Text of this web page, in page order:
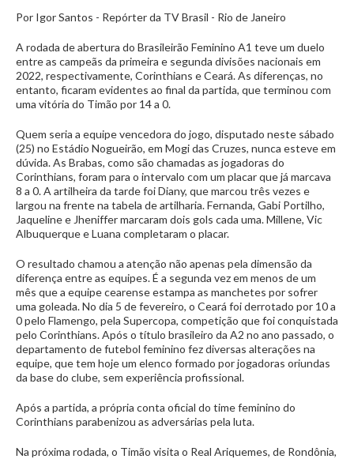
Por Igor Santos - Repórter da TV Brasil - Rio de Janeiro
A rodada de abertura do Brasileirão Feminino A1 teve um duelo
entre as campeãs da primeira e segunda divisões nacionais em
2022, respectivamente, Corinthians e Ceará. As diferenças, no
entanto, ficaram evidentes ao final da partida, que terminou com
uma vitória do Timão por 14 a 0.
Quem seria a equipe vencedora do jogo, disputado neste sábado
(25) no Estádio Nogueirão, em Mogi das Cruzes, nunca esteve em
dúvida. As Brabas, como são chamadas as jogadoras do
Corinthians, foram para o intervalo com um placar que já marcava
8 a 0. A artilheira da tarde foi Diany, que marcou três vezes e
largou na frente na tabela de artilharia. Fernanda, Gabi Portilho,
Jaqueline e Jheniffer marcaram dois gols cada uma. Millene, Vic
Albuquerque e Luana completaram o placar.
O resultado chamou a atenção não apenas pela dimensão da
diferença entre as equipes. É a segunda vez em menos de um
mês que a equipe cearense estampa as manchetes por sofrer
uma goleada. No dia 5 de fevereiro, o Ceará foi derrotado por 10 a
0 pelo Flamengo, pela Supercopa, competição que foi conquistada
pelo Corinthians. Após o título brasileiro da A2 no ano passado, o
departamento de futebol feminino fez diversas alterações na
equipe, que tem hoje um elenco formado por jogadoras oriundas
da base do clube, sem experiência profissional.
Após a partida, a própria conta oficial do time feminino do
Corinthians parabenizou as adversárias pela luta.
Na próxima rodada, o Timão visita o Real Ariquemes, de Rondônia,